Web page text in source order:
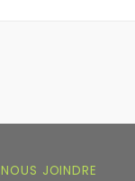
NOUS JOINDRE